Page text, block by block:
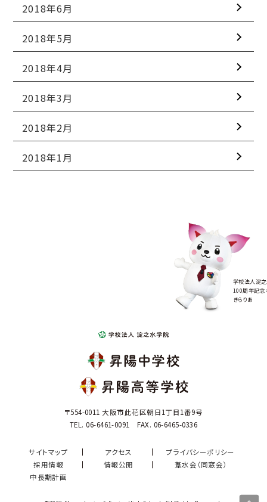
2018年6月
2018年5月
2018年4月
2018年3月
2018年2月
2018年1月
学校法人淀
100周年記念
きらりあ
〒554-0011 大阪市此花区朝日1丁目1番9号
TEL. 06-6461-0091 FAX. 06-6465-0336
サイトマップ アクセス
プライバシーポリシー
採用情報
情報公開
葦水会（同窓会）
中長期計画